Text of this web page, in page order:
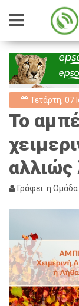
Τετάρτη, 07
Το
αλλιώς
Γράφει: η